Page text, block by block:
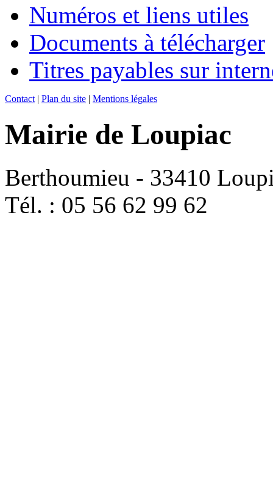
Numéros et liens utiles
Documents à télécharger
Titres payables sur
Contact | Plan du site | Mentions légales
Mairie de Loupiac
Berthoumieu - 33410
Tél. : 05 56 62 99 62